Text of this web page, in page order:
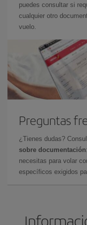
puedes consultar si
cualquier otro
vuelo.
Preguntas
¿Tienes dudas?
sobre documentación
necesitas para volar
específicos exigidos